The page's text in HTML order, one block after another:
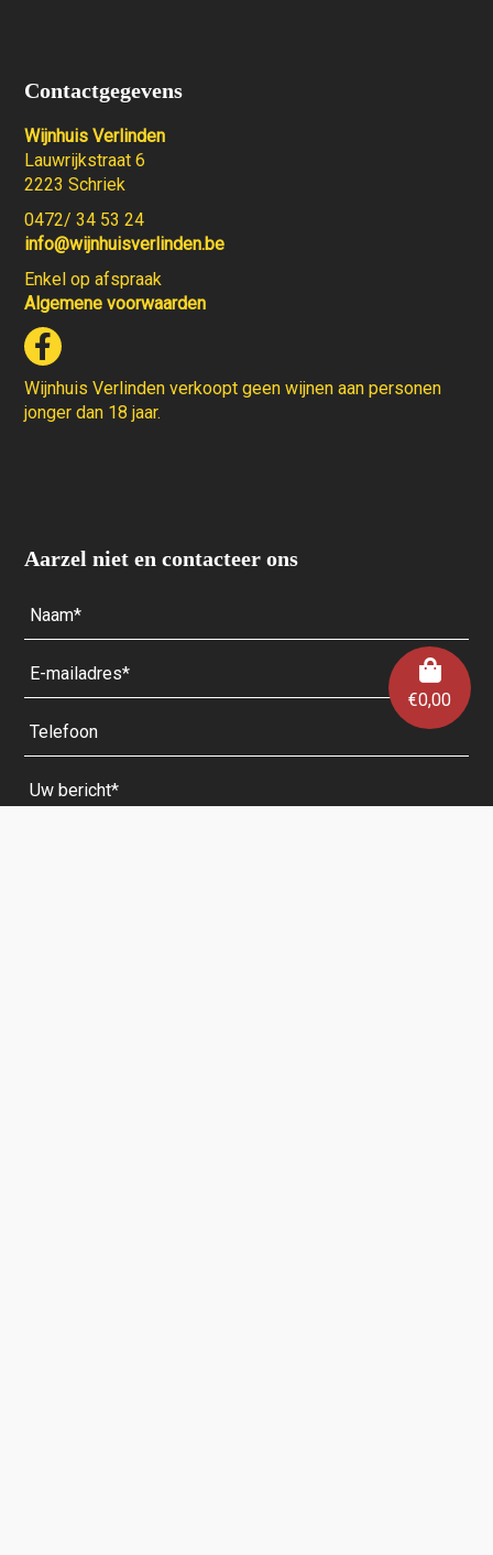
€0,00
Contactgegevens
Wijnhuis Verlinden
Lauwrijkstraat 6
2223 Schriek
0472/ 34 53 24
info@wijnhuisverlinden.be
Enkel op afspraak
Algemene voorwaarden
Wijnhuis Verlinden verkoopt geen wijnen aan personen
jonger dan 18 jaar.
Aarzel niet en contacteer ons